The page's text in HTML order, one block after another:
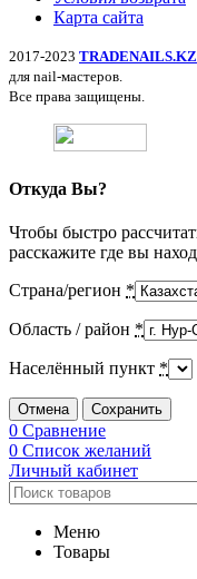
Карта сайта
2017-2023 TRADENAILS.KZ
для nail-мастеров.
Все права защищены.
Откуда Вы?
Чтобы быстро
расскажите где вы
Страна/регион *
Область / район *
Населённый пункт *
Отмена Сохранить
0 Сравнение
0 Список желаний
Личный кабинет
Меню
Товары